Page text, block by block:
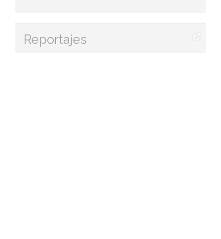
Reportajes